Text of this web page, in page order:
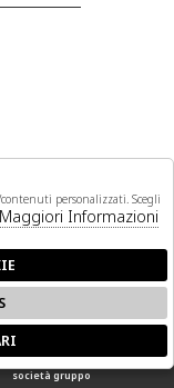
società gruppo
personalizzati. Scegli
Maggiori Informazioni